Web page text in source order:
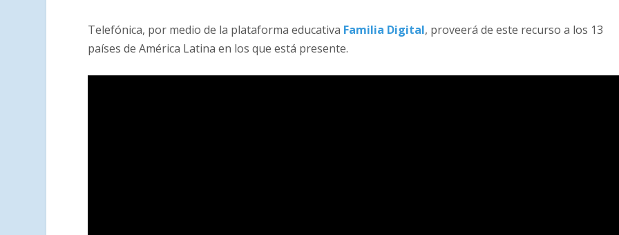
Telefónica, por medio de la plataforma educativa Familia Digital, proveerá de este recurso a los 13
países de América Latina en los que está presente.